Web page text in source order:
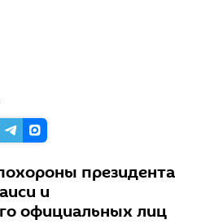
президента
и
официальных лиц